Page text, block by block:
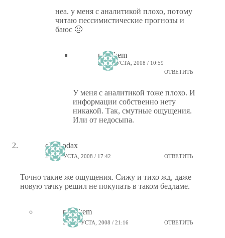
неа. у меня с аналитикой плохо, потому
читаю пессимистические прогнозы и
баюс 🙂
ptiz_kem
25 АВГУСТА, 2008 / 10:59
ОТВЕТИТЬ
У меня с аналитикой тоже плохо. И
информации собственно нету
никакой. Так, смутные ощущения.
Или от недосыпа.
chemodax
24 АВГУСТА, 2008 / 17:42 ОТВЕТИТЬ
Точно такие же ощущения. Сижу и тихо жд, даже
новую тачку решил не покупать в таком бедламе.
ptiz_kem
24 АВГУСТА, 2008 / 21:16 ОТВЕТИТЬ